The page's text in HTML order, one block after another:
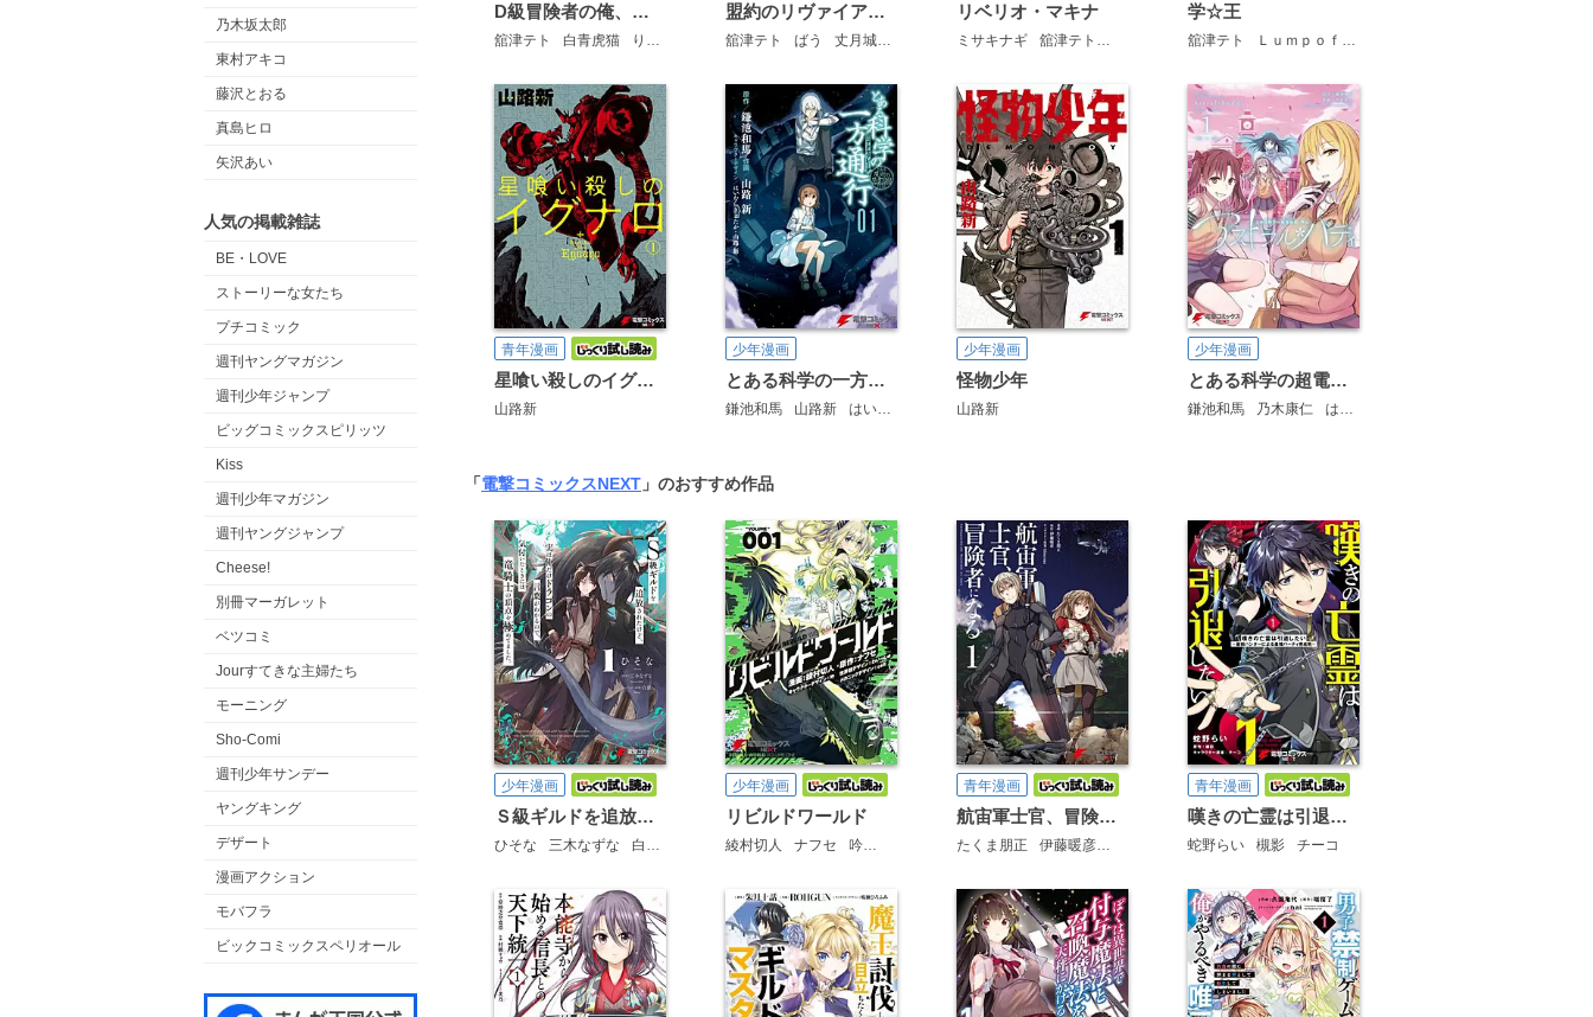
乃木坂太郎
東村アキコ
藤沢とおる
真島ヒロ
矢沢あい
人気の掲載雑誌
BE・LOVE
ストーリーな女たち
プチコミック
週刊ヤングマガジン
週刊少年ジャンプ
ビッグコミックスピリッツ
Kiss
週刊少年マガジン
週刊ヤングジャンプ
Cheese!
別冊マーガレット
ベツコミ
Jourすてきな主婦たち
モーニング
Sho-Comi
週刊少年サンデー
ヤングキング
デザート
漫画アクション
モバフラ
ビックコミックスペリオール
D級冒険者の俺、なぜか勇者パーティーに勧誘されたあげく、王女につきまとわれてる
舘津テト 白青虎猫 りいちゅ
盟約のリヴァイアサン
舘津テト ばう 丈月城 仁村有志
リベリオ・マキナ
ミサキナギ 舘津テト れい亜
学☆王
舘津テト ＬｕｍｐｏｆＳｕｇａｒ
青年漫画
星喰い殺しのイグナロ
山路新
少年漫画
とある科学の一方通行
鎌池和馬 山路新 はいむらきよたか
少年漫画
怪物少年
山路新
少年漫画
とある科学の超電磁砲外伝 アストラル・バディ
鎌池和馬 乃木康仁 はいむらきよたか
「電撃コミックスNEXT 」のおすすめ作品
少年漫画
Ｓ級ギルドを追放されたけど、実は俺だけドラゴンの言葉がわかるので、気付いたときには竜騎士の頂点を極めてました。
ひそな 三木なずな 白狼
少年漫画
リビルドワールド
綾村切人 ナフセ 吟 わいっしゅ cell
青年漫画
航宙軍士官、冒険者になる
たくま朋正 伊藤暖彦 ｈｉｍｅｓｕｚ
青年漫画
嘆きの亡霊は引退したい ～最弱ハンターによる最強パーティ育成術～
蛇野らい 槻影 チーコ